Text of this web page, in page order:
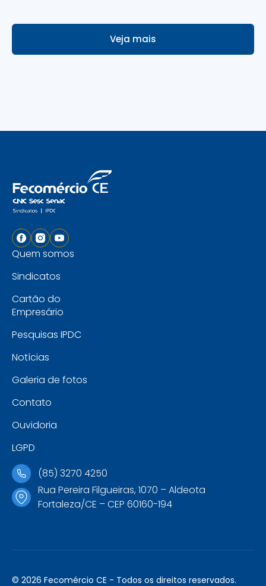
Veja mais
Quem somos
Sindicatos
Cartão do
Empresário
Pesquisas IPDC
Notícias
Galeria de fotos
Contato
Ouvidoria
LGPD
(85) 3270 4250
Rua Pereira Filgueiras, 1070 – Aldeota
Fortaleza/CE – CEP 60160-194
© 2026 Fecomércio CE - Todos os direitos reservados.